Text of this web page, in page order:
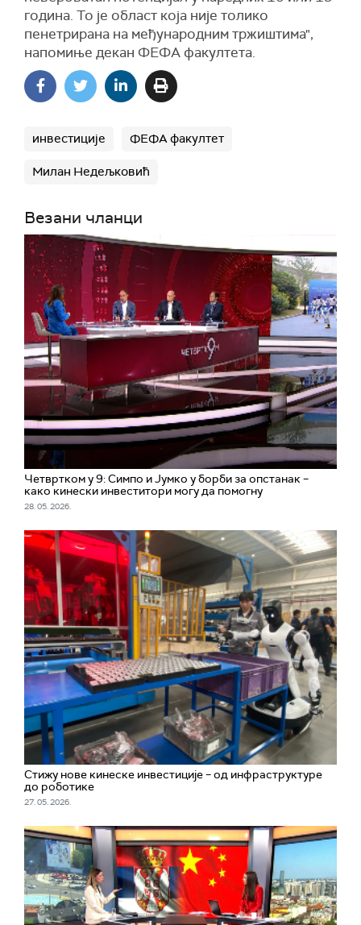
година. То је област која није толико
пенетрирана на међународним тржиштима",
напомиње декан ФЕФА факултета.
инвестиције ФЕФА факултет
Милан Недељковић
Везани чланци
Четвртком у 9: Симпо и Јумко у борби за опстанак –
како кинески инвеститори могу да помогну
28. 05. 2026.
Стижу нове кинеске инвестиције – од инфраструктуре
до роботике
27. 05. 2026.